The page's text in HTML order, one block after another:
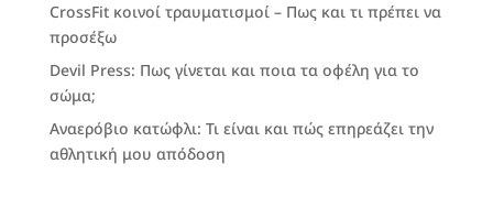
CrossFit κοινοί τραυματισμοί – Πως και τι πρέπει να
προσέξω
Devil Press: Πως γίνεται και ποια τα οφέλη για το
σώμα;
Αναερόβιο κατώφλι: Τι είναι και πώς επηρεάζει την
αθλητική μου απόδοση